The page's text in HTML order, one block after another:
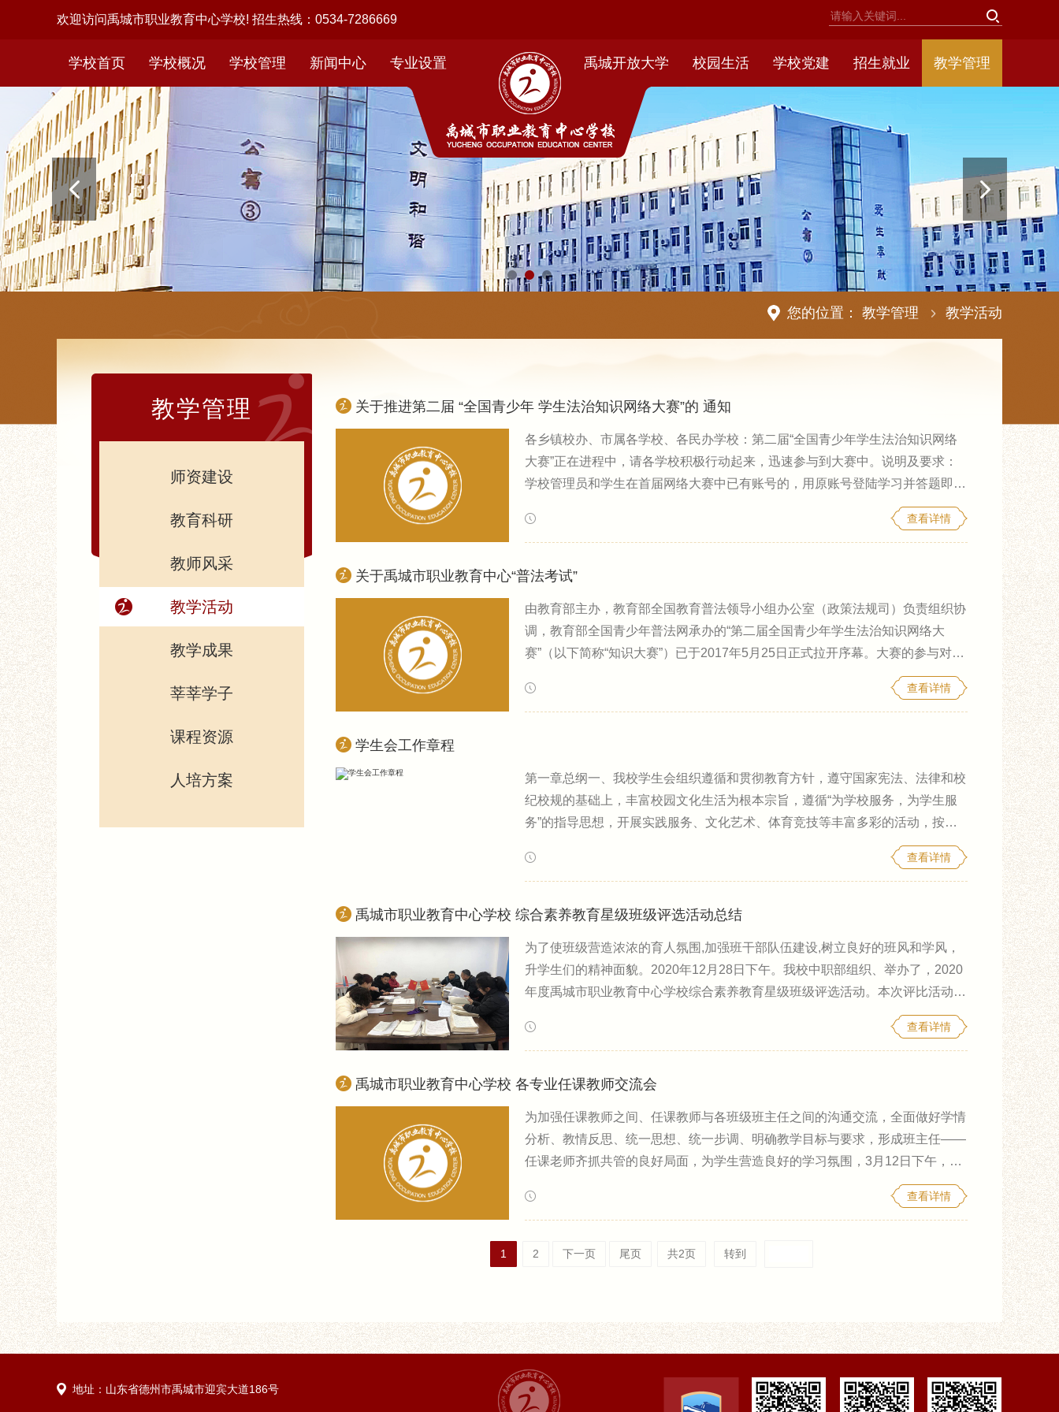
欢迎访问禹城市职业教育中心学校! 招生热线：0534-7286669
学校首页 学校概况
学校简介
组织机构
学校领导
学校荣誉
大事记
校园景观
年度报告
高水平学校建设
学校年鉴
学校管理
财务处
政教处
成教处
产教融合
学籍管理处
培训处
纪检督察室
团委
学生健康发展中心
安全科
食安办
妇联
教学一部
新闻中心
通知公告
新闻资讯
校报专刊
财务公开
精彩视频
专业设置
数控技术应用
数字媒体技术应用
机电技术应用
汽车检测与维修
学前教育
升学
电子商务
教学管理
教学成果
课程资源
人培方案
招生就业
学校党建
校园生活
学生活动
社团活动
禹城开放大学
您的位置： 教学管理 教学活动
教学管理
师资建设
教育科研
教师风采
教学活动
教学成果
莘莘学子
课程资源
课程思政
人培方案
关于推进第二届 “全国青少年 学生法治知识网络大赛”的 通知
各乡镇校办、市属各学校、各民办学校：第二届“全国青少年学生法治知识网络
大赛”正在进程中，请各学校积极行动起来，迅速参与到大赛中。说明及要求：
学校管理员和学生在首届网络大赛中已有账号的，用原账号登陆学习并答题即
可，新任的学校管理员和新入学和转入的学生，要先注册，再登陆答题，充分发
挥家校合力，确保高水平高质量完成比赛。要求每位小学、初中、高中（含中
查看详情
关于禹城市职业教育中心“普法考试”
由教育部主办，教育部全国教育普法领导小组办公室（政策法规司）负责组织协
调，教育部全国青少年普法网承办的“第二届全国青少年学生法治知识网络大
赛”（以下简称“知识大赛”）已于2017年5月25日正式拉开序幕。大赛的参与对象
分为小学组、初级中学组和高级中学（含职业高中）组。知识大赛分为学习、测
试、竞赛三个环节。知识大赛模式更为丰富，加入了学习、测评、模拟考试等环
查看详情
学生会工作章程
第一章总纲一、我校学生会组织遵循和贯彻教育方针，遵守国家宪法、法律和校
纪校规的基础上，丰富校园文化生活为根本宗旨，遵循“为学校服务，为学生服
务”的指导思想，开展实践服务、文化艺术、体育竞技等丰富多彩的活动，按
照“自我教育、自我管理、自我服务”的要求，努力打造平安、和谐、有序的校园
环境，为同学们的全面成材服务。二、我校学生会坚持“在沟通中了解，在了解
查看详情
禹城市职业教育中心学校 综合素养教育星级班级评选活动总结
为了使班级营造浓浓的育人氛围,加强班干部队伍建设,树立良好的班风和学风，
升学生们的精神面貌。2020年12月28日下午。我校中职部组织、举办了，2020
年度禹城市职业教育中心学校综合素养教育星级班级评选活动。本次评比活动在
我校中职部20个班级之间展开，共设立3大评比项目7大评比环节，即班级环境
及文化氛围，德育教育、传统文化课程出勤率以及学生表现情况，早读、晚自习
查看详情
禹城市职业教育中心学校 各专业任课教师交流会
为加强任课教师之间、任课教师与各班级班主任之间的沟通交流，全面做好学情
分析、教情反思、统一思想、统一步调、明确教学目标与要求，形成班主任——
任课老师齐抓共管的良好局面，为学生营造良好的学习氛围，3月12日下午，利
用学生大休时间，我校各专业分头举行任课教师交流会，交流会由升学部、中职
部主任分别主持，副校长王海燕出席部分专业交流会议。数控技术专业任课教师
查看详情
1 2 下一页 尾页 共2页 转到
地址：山东省德州市禹城市迎宾大道186号